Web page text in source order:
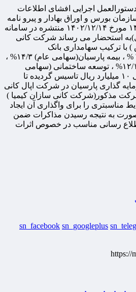
راستای اجرای ماده ۱۳ دستورالعمل اجرایی افشای اطلاعات
بورس و اوراق بهادار و پیرو نامه
شماره ۱۰۰/۳۶۹۱۰۵-۱۴۰۲/۱ مورخ ۱۴۰۲/۱۲/۱۴ منتشره در سامانه
استحضار می رساند شرکت کانی
با ترکیب سهامداری بانک
پارسیان(سهامی عام) ۷۰/۴ % ، بیمه پارسیان(سهامی عام) ۱۴/۳% ،
گروه مالی(سهامی خاص) ۱۲/۱% ، توسعه ساختمانی (سهامی
خاص) ۳/۲ % با سرمایه ثبتی ۱۰ میلیارد ریال تاسیس گردیده تا
گذاری پارسیان در شرکت اپال کانی
مذکور(شرکت کانی سازان کیمیا )
مناسبتری را برای واگذاری آن ایجاد
به نتیجه رسیدن مذاکرات ضمن
اطلاع رسانی مناسب در خصوص اثرات
sn_facebook sn_googleplus
https://